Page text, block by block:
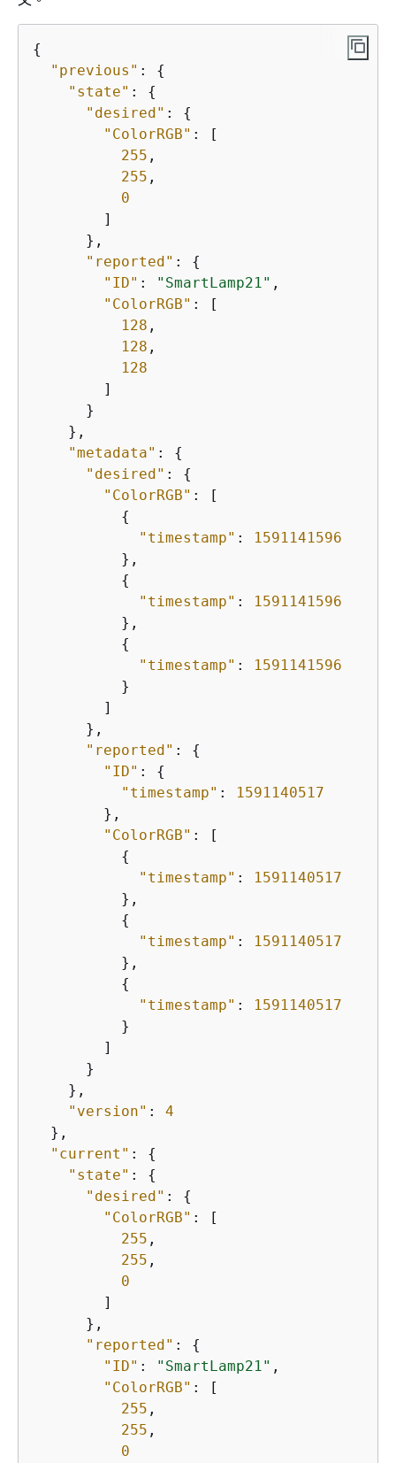
{
"previous" : {
"state" : {
"desired" : {
"ColorRGB" : [
255 ,
255 ,
0
        ]
      },
"reported" : {
"ID" : "SmartLamp21" ,
"ColorRGB" : [
128 ,
128 ,
128
        ]
      }
    },
"metadata" : {
"desired" : {
"ColorRGB" : [
{
"timestamp" :
1591141596
          },
{
"timestamp" :
1591141596
          },
{
"timestamp" :
1591141596
          }
        ]
      },
"reported" : {
"ID" : {
"timestamp" :
1591140517
        },
"ColorRGB" : [
{
"timestamp" :
1591140517
          },
{
"timestamp" :
1591140517
          },
{
"timestamp" :
1591140517
          }
        ]
      }
    },
"version" : 4
  },
"current" : {
"state" : {
"desired" : {
"ColorRGB" : [
255 ,
255 ,
0
        ]
      },
"reported" : {
"ID" : "SmartLamp21" ,
"ColorRGB" : [
255 ,
255 ,
0